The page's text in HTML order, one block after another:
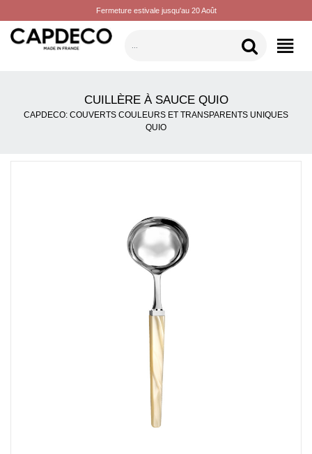
Fermeture estivale jusqu'au 20 Août
CATÉGORIES
CUILLÈRE À SAUCE QUIO
CAPDECO: COUVERTS COULEURS ET TRANSPARENTS UNIQUES
QUIO